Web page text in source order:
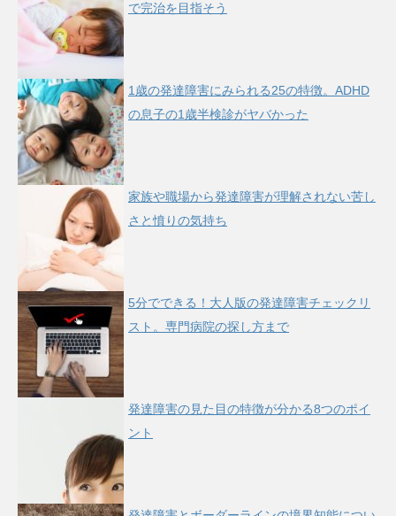
で完治を目指そう
1歳の発達障害にみられる25の特徴。ADHD
の息子の1歳半検診がヤバかった
家族や職場から発達障害が理解されない苦し
さと憤りの気持ち
5分でできる！大人版の発達障害チェックリ
スト。専門病院の探し方まで
発達障害の見た目の特徴が分かる8つのポイ
ント